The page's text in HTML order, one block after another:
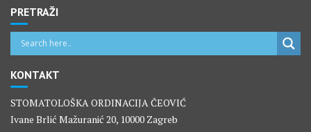
PRETRAŽI
KONTAKT
STOMATOLOŠKA ORDINACIJA ČEOVIĆ
Ivane Brlić Mažuranić 20, 10000 Zagreb